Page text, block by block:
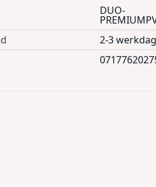
DUO-
2-3